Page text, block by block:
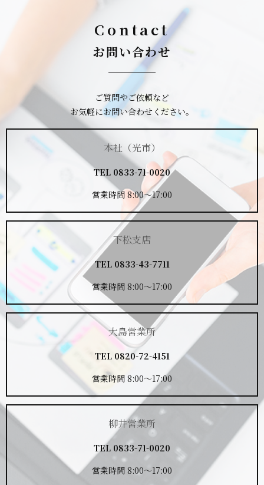
Contact
お問い合わせ
ご質問やご依頼など
お気軽にお問い合わせください。
本社（光市）
TEL 0833-71-0020
営業時間 8:00～17:00
下松支店
TEL 0833-43-7711
営業時間 8:00～17:00
大島営業所
TEL 0820-72-4151
営業時間 8:00～17:00
柳井営業所
TEL 0833-71-0020
営業時間 8:00～17:00